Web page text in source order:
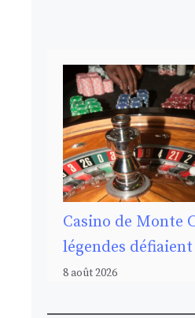
Casino de Monte
légendes
8 août 2026